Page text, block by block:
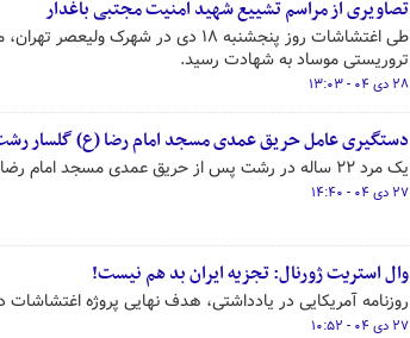
تصاویری از مراسم تشییع شهید امنیت مجتبی باغدار
طی اغتشاشات روز پنجشنبه ۱۸ دی در
تروریستی موساد به شهادت رسید.
۲۸ دی ۰۴ - ۱۳:۰۳
دستگیری عامل حریق عمدی مسجد امام رضا (ع) گلسار
یک مرد ۲۲ ساله در رشت پس از حریق عمدی مسجد امام رضا (ع) گلسار دستگیر شد
۲۷ دی ۰۴ - ۱۴:۴۰
وال استریت ژورنال: تجزیه ایران بد هم نیست!
روزنامه آمریکایی در یادداشتی، هدف نهایی پروژه اغتشاشات
۲۷ دی ۰۴ - ۱۰:۵۲